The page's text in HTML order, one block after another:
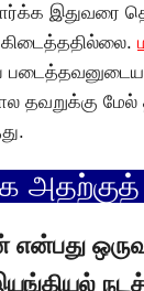
இதுவரை
கிடைத்ததில்லை.
தவறுக்கு மேல்